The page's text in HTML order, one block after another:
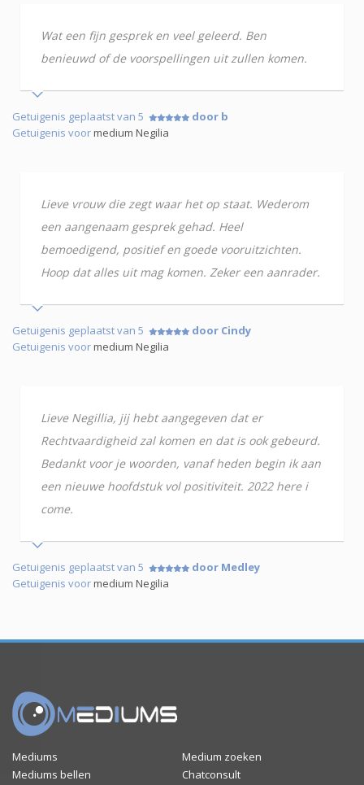
Wat een fijn gesprek en veel geleerd. Ben
benieuwd of de voorspellingen uit zullen komen.
Getuigenis geplaatst van 5
door b
Getuigenis voormedium Negilia
Lieve vrouw die zegt waar het op staat. Wederom
een aangenaam gesprek gehad. Heel
bemoedigend, positief en goede vooruitzichten.
Hoop dat alles uit mag komen. Zeker een aanrader.
Getuigenis geplaatst van 5
door Cindy
Getuigenis voormedium Negilia
Lieve Negillia, jij hebt aangegeven dat er
Rechtvaardigheid zal komen en dat is ook gebeurd.
Bedankt voor je woorden, vanaf heden begin ik aan
een nieuwe hoofdstuk vol positiviteit. 2022 here i
come.
Getuigenis geplaatst van 5
door Medley
Getuigenis voormedium Negilia
Mediums
Medium zoeken
Mediums bellen
Chatconsult